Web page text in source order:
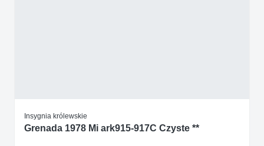
Insygnia królewskie
Grenada 1978 Mi ark915-917C Czyste **